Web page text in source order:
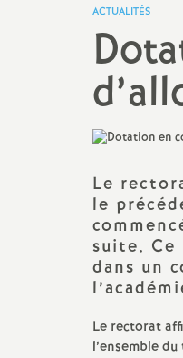
Ils ont osé
Action
Actualité
militante
ACTUALITÉS
Le
le
suite. Ce
dans un
Le rectorat
l’ensemble